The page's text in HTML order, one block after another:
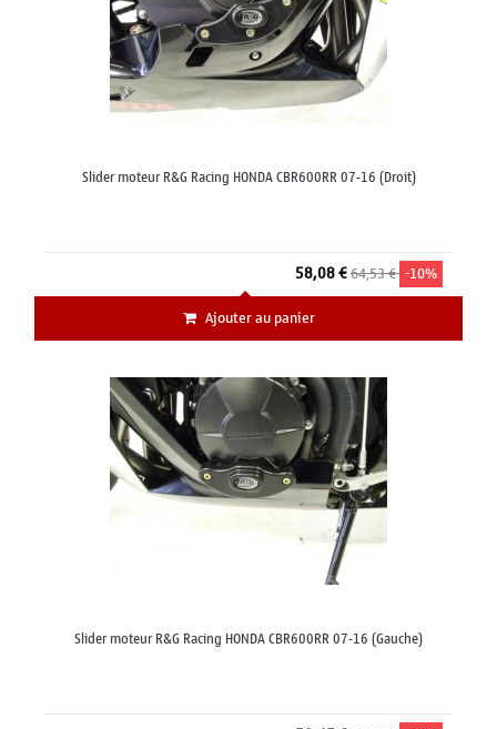
Slider moteur R&G Racing HONDA CBR600RR 07-16 (Droit)
58,08 €64,53 € -10%
Ajouter au panier
Slider moteur R&G Racing HONDA CBR600RR 07-16 (Gauche)